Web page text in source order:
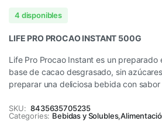
4 disponibles
LIFE PRO PROCAO INSTANT 500G
Life Pro Procao Instant es un preparado
base de cacao desgrasado, sin
preparar una deliciosa bebida con
SKU: 8435635705235
Categories: Bebidas y Solubles,